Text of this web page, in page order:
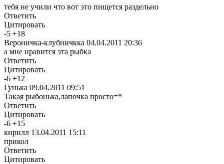
тебя не учили что вот это пищется раздельно
Ответить
Цитировать
-5 +18
Вероничка-клубничкка 04.04.2011 20:36
а мне нравится эта рыбка
Ответить
Цитировать
-6 +12
Гунька 09.04.2011 09:51
Такая рыбонька,лапочка просто=*
Ответить
Цитировать
-6 +15
кирилл 13.04.2011 15:11
прикол
Ответить
Цитировать